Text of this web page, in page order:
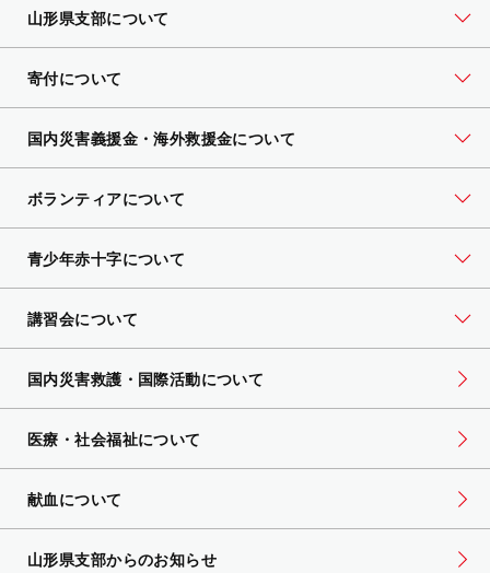
山形県支部について
寄付について
国内災害義援金・海外救援金について
ボランティアについて
青少年赤十字について
講習会について
国内災害救護・国際活動について
医療・社会福祉について
献血について
山形県支部からのお知らせ